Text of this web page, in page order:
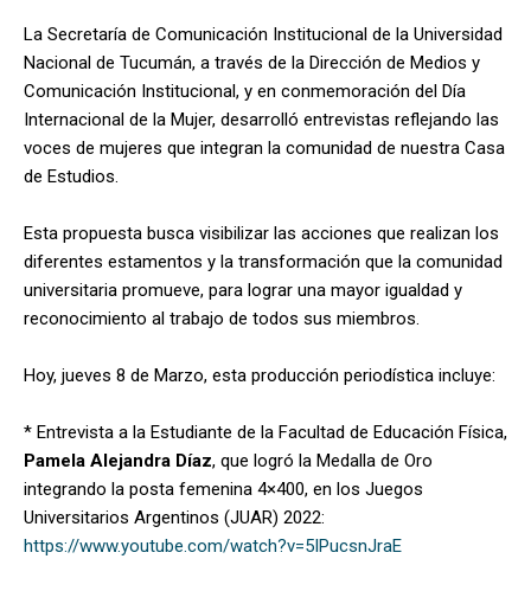
La Secretaría de Comunicación Institucional de la Universidad
Nacional de Tucumán, a través de la Dirección de Medios y
Comunicación Institucional, y en conmemoración del Día
Internacional de la Mujer, desarrolló entrevistas reflejando las
voces de mujeres que integran la comunidad de nuestra Casa
de Estudios.
Esta propuesta busca visibilizar las acciones que realizan los
diferentes estamentos y la transformación que la comunidad
universitaria promueve, para lograr una mayor igualdad y
reconocimiento al trabajo de todos sus miembros.
Hoy, jueves 8 de Marzo, esta producción periodística incluye:
* Entrevista a la Estudiante de la Facultad de Educación Física,
Pamela Alejandra Díaz, que logró la Medalla de Oro
integrando la posta femenina 4×400, en los Juegos
Universitarios Argentinos (JUAR) 2022:
https://www.youtube.com/watch?v=5IPucsnJraE